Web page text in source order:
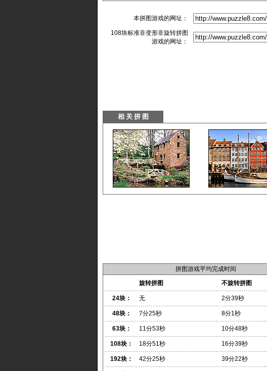
本拼图游戏的网址：
108块标准非变形非旋转拼图
游戏的网址：
拼图游戏平均完成时间
旋转拼图
不旋转拼图
24块： 无 2分39秒
48块： 7分25秒 8分1秒
63块： 11分53秒 10分48秒
108块： 18分51秒 16分39秒
192块： 42分25秒 39分22秒